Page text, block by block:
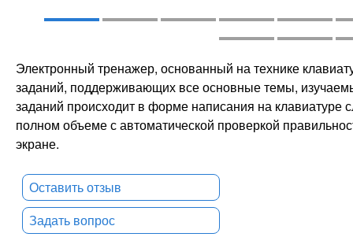
Электронный тренажер, основанный на технике
заданий, поддерживающих все основные темы,
заданий происходит в форме написания на клавиатуре
полном объеме с автоматической проверкой
экране.
Оставить отзыв
Задать вопрос